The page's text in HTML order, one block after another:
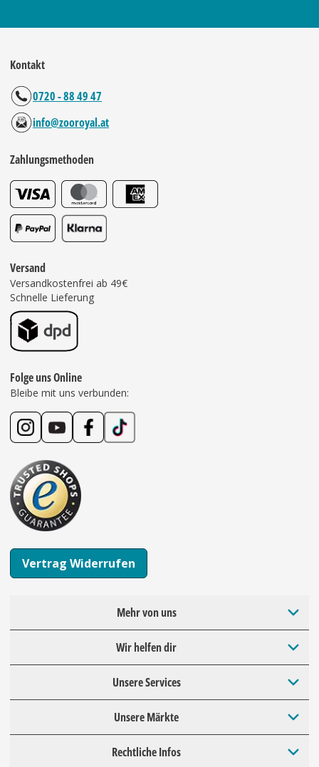
Kontakt
0720 - 88 49 47
info@zooroyal.at
Zahlungsmethoden
Versand
Versandkostenfrei ab 49€
Schnelle Lieferung
Folge uns Online
Bleibe mit uns verbunden:
Vertrag Widerrufen
Mehr von uns
Wir helfen dir
Unsere Services
Unsere Märkte
Rechtliche Infos